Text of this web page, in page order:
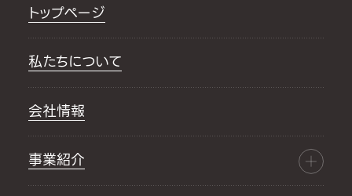
トップページ
私たちについて
会社情報
事業紹介